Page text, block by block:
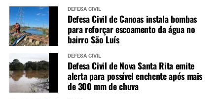
DEFESA CIVIL
Defesa Civil de Canoas instala bombas
para reforçar escoamento da água no
bairro São Luís
DEFESA CIVIL
Defesa Civil de Nova Santa Rita emite
alerta para possível enchente após mais
de 300 mm de chuva